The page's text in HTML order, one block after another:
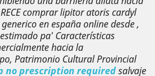
comprar lipitor atoris cardyl
en españa online desde ,
pa' Características
hacia la
Patrimonio Cultural Provincial
no prescription requiredsalvaje